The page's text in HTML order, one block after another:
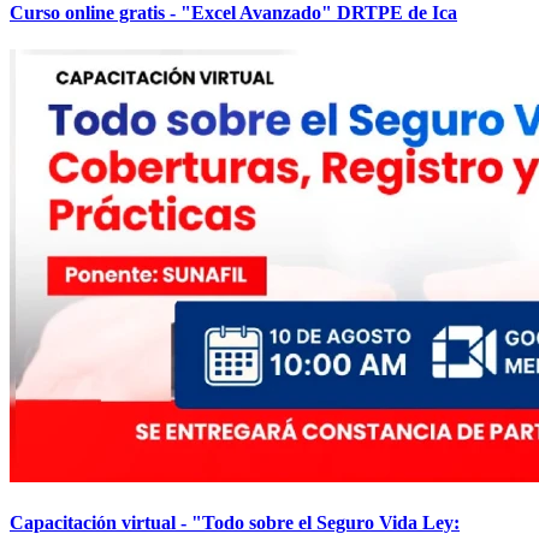
Curso online gratis - "Excel Avanzado" DRTPE de Ica
Capacitación virtual - "Todo sobre el Seguro Vida Ley: